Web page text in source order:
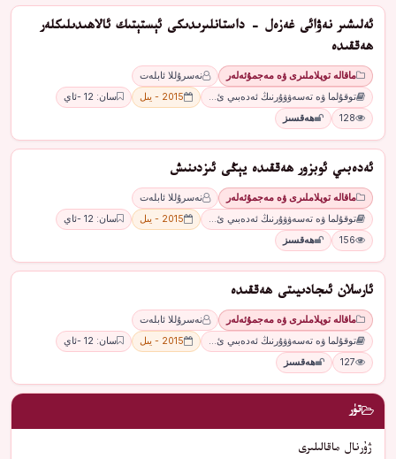
ئەلىشىر نەۋائى غەزەل - داستانلىرىدىكى ئېستېتىك ئالاھىدىلىكلەر
ھەققىدە
ماقالە توپلاملىرى ۋە مەجمۇئەلەر
نەسرۇللا ئابلەت
توقۇلما ۋە تەسەۋۋۇرنىڭ ئەدەبىي ئ…
2015 - يىل
سان: 12 -ئاي
128
ھەقسىز
ئەدەبىي ئوبزور ھەققىدە يېڭى ئىزدىنىش
ماقالە توپلاملىرى ۋە مەجمۇئەلەر
نەسرۇللا ئابلەت
توقۇلما ۋە تەسەۋۋۇرنىڭ ئەدەبىي ئ…
2015 - يىل
سان: 12 -ئاي
156
ھەقسىز
ئارسلان ئىجادىيىتى ھەققىدە
ماقالە توپلاملىرى ۋە مەجمۇئەلەر
نەسرۇللا ئابلەت
توقۇلما ۋە تەسەۋۋۇرنىڭ ئەدەبىي ئ…
2015 - يىل
سان: 12 -ئاي
127
ھەقسىز
تۈر
ژۇرنال ماقالىلىرى